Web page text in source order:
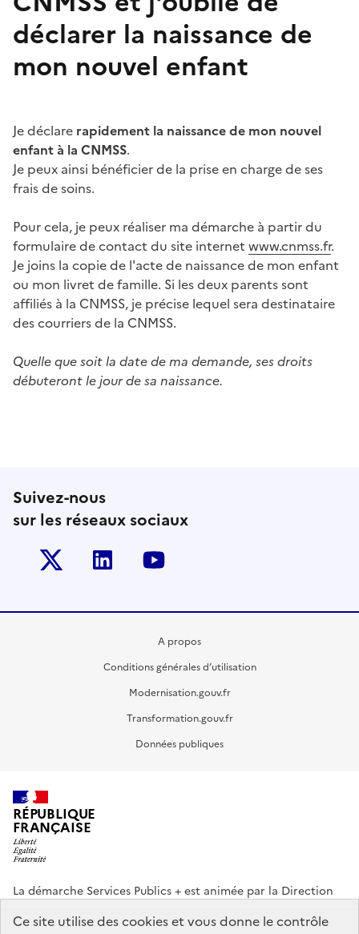
déclarer la naissance de
mon nouvel enfant
Je déclare rapidement la naissance de mon nouvel
enfant à la CNMSS.
Je peux ainsi bénéficier de la prise en charge de ses
frais de soins.
Pour cela, je peux réaliser ma démarche à partir du
formulaire de contact du site internet www.cnmss.fr.
Je joins la copie de l'acte de naissance de mon enfant
ou mon livret de famille. Si les deux parents sont
affiliés à la CNMSS, je précise lequel sera destinataire
des courriers de la CNMSS.
Quelle que soit la date de ma demande, ses droits
débuteront le jour de sa naissance.
Suivez-nous
sur les réseaux sociaux
Twitter-x Linkedin
A propos
Conditions générales d’utilisation
Modernisation.gouv.fr
Transformation.gouv.fr
Données publiques
RÉPUBLIQUE
FRANÇAISE
La démarche Services Publics + est animée par la Direction
Ce site utilise des cookies et vous donne le contrôle